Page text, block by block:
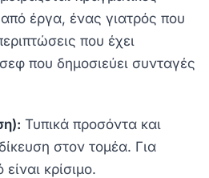
έργα, ένας γιατρός που
που έχει
που δημοσιεύει συνταγές
Τυπικά προσόντα και
στον τομέα. Για
κρίσιμο.